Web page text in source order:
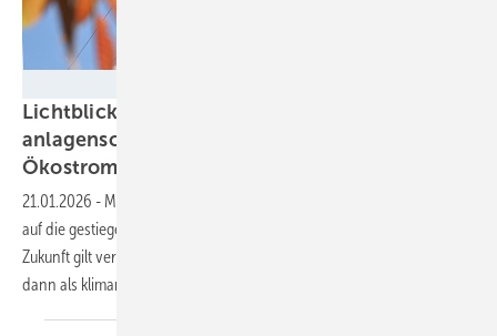
Lichtblick liefert stündliche und
anlagenscharfe Herkunftsnachweise für
Ökostrom
21.01.2026 - Mit dem Ansatz reagieren Lichtblick und Granular Energy
auf die gestiegenen Anforderungen für Herkunftsnachweise. Denn in
Zukunft gilt verbrauchter Gewerbe- und Industriestrom nur noch
dann als klimaneutral, wenn er in der Region erzeugt